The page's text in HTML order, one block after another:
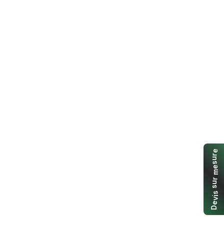
D
e
v
i
s
s
u
r
m
e
s
u
r
e